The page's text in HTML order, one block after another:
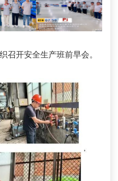
召开安全生产班前早会。